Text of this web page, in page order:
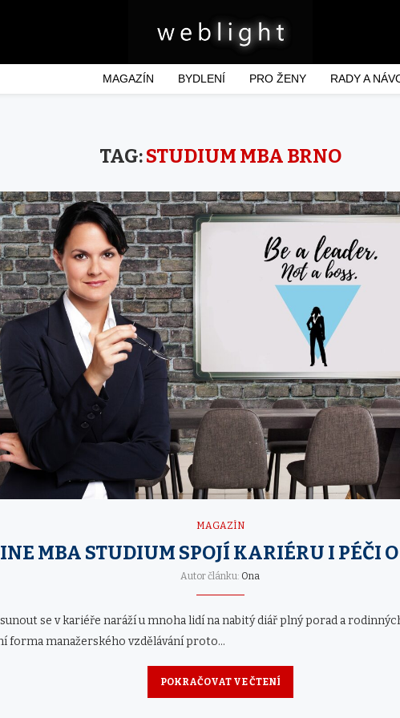
MAGAZÍN BYDLENÍ PRO ŽENY RADY A
TAG:STUDIUM MBA BRNO
MAGAZÍN
MBA STUDIUM SPOJÍ KARIÉRU I PÉČI
Autor článku: Ona
se v kariéře naráží u mnoha lidí na nabitý diář plný porad a
forma manažerského vzdělávání proto…
POKRAČOVAT VE ČTENÍ